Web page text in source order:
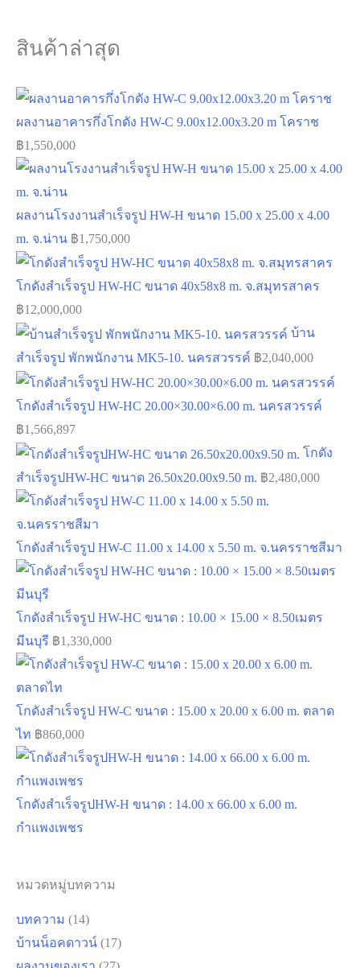
สินค้าล่าสุด
ผลงานอาคารกึ่งโกดัง HW-C 9.00x12.00x3.20 m โคราช
฿1,550,000
ผลงานโรงงานสำเร็จรูป HW-H ขนาด 15.00 x 25.00 x 4.00
m. จ.น่าน ฿1,750,000
โกดังสำเร็จรูป HW-HC ขนาด 40x58x8 m. จ.สมุทรสาคร
฿12,000,000
บ้าน
สำเร็จรูป พักพนักงาน MK5-10. นครสวรรค์ ฿2,040,000
โกดังสำเร็จรูป HW-HC 20.00×30.00×6.00 m. นครสวรรค์
฿1,566,897
โกดัง
สำเร็จรูปHW-HC ขนาด 26.50x20.00x9.50 m. ฿2,480,000
โกดังสำเร็จรูป HW-C 11.00 x 14.00 x 5.50 m. จ.นครราชสีมา
โกดังสำเร็จรูป HW-HC ขนาด : 10.00 × 15.00 × 8.50เมตร
มีนบุรี ฿1,330,000
โกดังสำเร็จรูป HW-C ขนาด : 15.00 x 20.00 x 6.00 m. ตลาด
ไท ฿860,000
โกดังสำเร็จรูปHW-H ขนาด : 14.00 x 66.00 x 6.00 m.
กำแพงเพชร
หมวดหมู่บทความ
บทความ (14)
บ้านน็อคดาวน์ (17)